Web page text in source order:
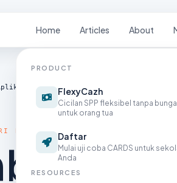
Home Articles About
PRODUCT
FlexyCazh
Cicilan SPP fleksibel tanpa bunga
untuk orang tua
Daftar
Mulai uji coba CARDS untuk
Anda
RESOURCES
Aplikasi Siap Pakai: Mana Investasi
BARU